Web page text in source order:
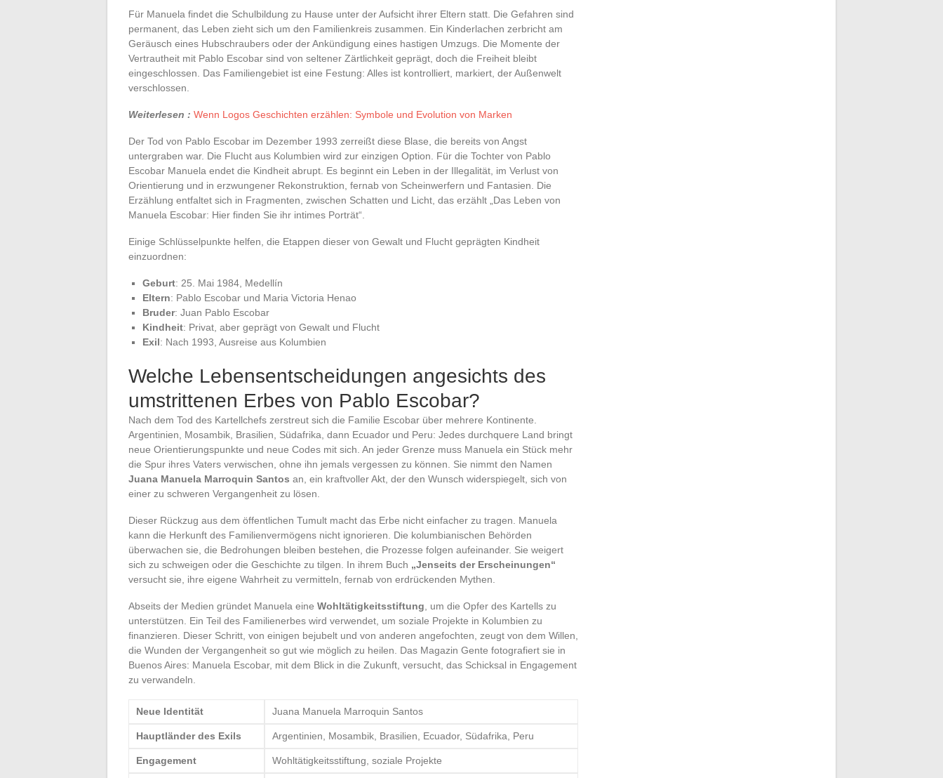
Für Manuela findet die Schulbildung zu Hause unter der Aufsicht ihrer Eltern statt. Die Gefahren sind
permanent, das Leben zieht sich um den Familienkreis zusammen. Ein Kinderlachen zerbricht am
Geräusch eines Hubschraubers oder der Ankündigung eines hastigen Umzugs. Die Momente der
Vertrautheit mit Pablo Escobar sind von seltener Zärtlichkeit geprägt, doch die Freiheit bleibt
eingeschlossen. Das Familiengebiet ist eine Festung: Alles ist kontrolliert, markiert, der Außenwelt
verschlossen.
Weiterlesen : Wenn Logos Geschichten erzählen: Symbole und Evolution von Marken
Der Tod von Pablo Escobar im Dezember 1993 zerreißt diese Blase, die bereits von Angst
untergraben war. Die Flucht aus Kolumbien wird zur einzigen Option. Für die Tochter von Pablo
Escobar Manuela endet die Kindheit abrupt. Es beginnt ein Leben in der Illegalität, im Verlust von
Orientierung und in erzwungener Rekonstruktion, fernab von Scheinwerfern und Fantasien. Die
Erzählung entfaltet sich in Fragmenten, zwischen Schatten und Licht, das erzählt „Das Leben von
Manuela Escobar: Hier finden Sie ihr intimes Porträt“.
Einige Schlüsselpunkte helfen, die Etappen dieser von Gewalt und Flucht geprägten Kindheit
einzuordnen:
Geburt: 25. Mai 1984, Medellín
Eltern: Pablo Escobar und Maria Victoria Henao
Bruder: Juan Pablo Escobar
Kindheit: Privat, aber geprägt von Gewalt und Flucht
Exil: Nach 1993, Ausreise aus Kolumbien
Welche Lebensentscheidungen angesichts des
umstrittenen Erbes von Pablo Escobar?
Nach dem Tod des Kartellchefs zerstreut sich die Familie Escobar über mehrere Kontinente.
Argentinien, Mosambik, Brasilien, Südafrika, dann Ecuador und Peru: Jedes durchquere Land bringt
neue Orientierungspunkte und neue Codes mit sich. An jeder Grenze muss Manuela ein Stück mehr
die Spur ihres Vaters verwischen, ohne ihn jemals vergessen zu können. Sie nimmt den Namen
Juana Manuela Marroquin Santos an, ein kraftvoller Akt, der den Wunsch widerspiegelt, sich von
einer zu schweren Vergangenheit zu lösen.
Dieser Rückzug aus dem öffentlichen Tumult macht das Erbe nicht einfacher zu tragen. Manuela
kann die Herkunft des Familienvermögens nicht ignorieren. Die kolumbianischen Behörden
überwachen sie, die Bedrohungen bleiben bestehen, die Prozesse folgen aufeinander. Sie weigert
sich zu schweigen oder die Geschichte zu tilgen. In ihrem Buch „Jenseits der Erscheinungen“
versucht sie, ihre eigene Wahrheit zu vermitteln, fernab von erdrückenden Mythen.
Abseits der Medien gründet Manuela eine Wohltätigkeitsstiftung , um die Opfer des Kartells zu
unterstützen. Ein Teil des Familienerbes wird verwendet, um soziale Projekte in Kolumbien zu
finanzieren. Dieser Schritt, von einigen bejubelt und von anderen angefochten, zeugt von dem Willen,
die Wunden der Vergangenheit so gut wie möglich zu heilen. Das Magazin Gente fotografiert sie in
Buenos Aires: Manuela Escobar, mit dem Blick in die Zukunft, versucht, das Schicksal in Engagement
zu verwandeln.
Neue Identität Juana Manuela Marroquin Santos
Hauptländer des Exils Argentinien, Mosambik, Brasilien, Ecuador, Südafrika, Peru
Engagement Wohltätigkeitsstiftung, soziale Projekte